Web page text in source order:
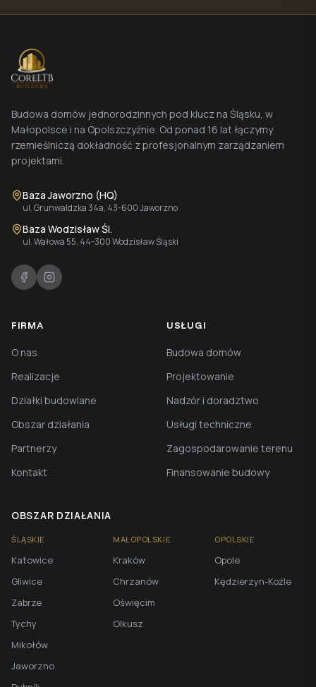
Budowa domów jednorodzinnych pod klucz na Śląsku, w
Małopolsce i na Opolszczyźnie. Od ponad 16 lat łączymy
rzemieślniczą dokładność z profesjonalnym zarządzaniem
projektami.
Baza Jaworzno (HQ)
ul. Grunwaldzka 34a, 43-600 Jaworzno
Baza Wodzisław Śl.
ul. Wałowa 55, 44-300 Wodzisław Śląski
FIRMA
O nas
Realizacje
Działki budowlane
Obszar działania
Partnerzy
Kontakt
USŁUGI
Budowa domów
Projektowanie
Nadzór i doradztwo
Usługi techniczne
Zagospodarowanie terenu
Finansowanie budowy
OBSZAR DZIAŁANIA
ŚLĄSKIE
Katowice
Gliwice
Zabrze
Tychy
Mikołów
Jaworzno
MAŁOPOLSKIE
Kraków
Chrzanów
Oświęcim
Olkusz
OPOLSKIE
Opole
Kędzierzyn-Koźle